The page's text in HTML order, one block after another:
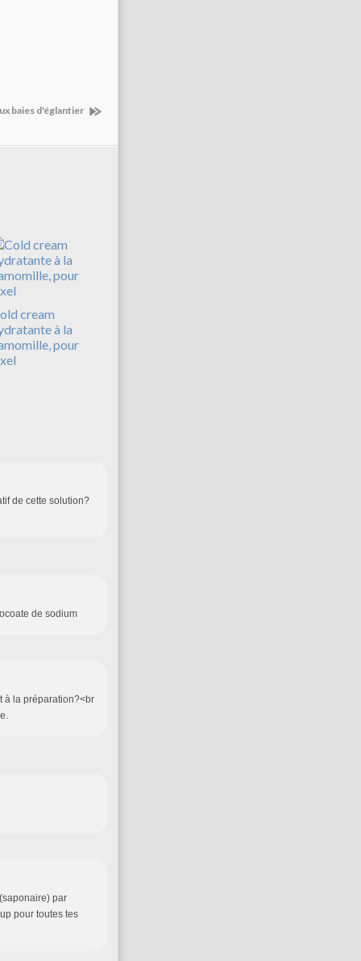
baies d'églantier
cream
à la
pour
de cette solution?
de sodium
à la préparation?<br
par
pour toutes tes